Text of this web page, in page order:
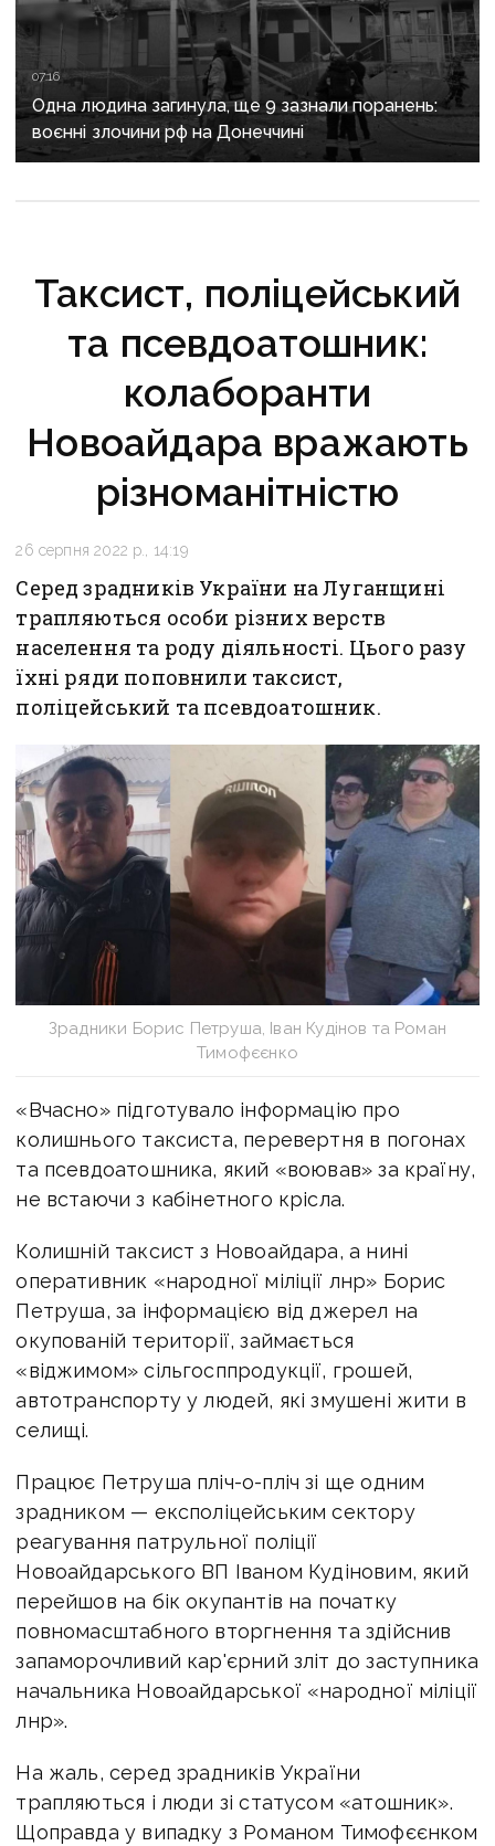
07:16
Одна людина загинула, ще 9 зазнали поранень:
воєнні злочини рф на Донеччині
Таксист, поліцейський
та псевдоатошник:
колаборанти
Новоайдара вражають
різноманітністю
26 серпня 2022 р., 14:19
Серед зрадників України на Луганщині
трапляються особи різних верств
населення та роду діяльності. Цього разу
їхні ряди поповнили таксист,
поліцейський та псевдоатошник.
Зрадники Борис Петруша, Іван Кудінов та Роман
Тимофєєнко
«Вчасно» підготувало інформацію про
колишнього таксиста, перевертня в погонах
та псевдоатошника, який «воював» за країну,
не встаючи з кабінетного крісла.
Колишній таксист з Новоайдара, а нині
оперативник «народної міліції лнр» Борис
Петруша, за інформацією від джерел на
окупованій території, займається
«віджимом» сільгосппродукції, грошей,
автотранспорту у людей, які змушені жити в
селищі.
Працює Петруша пліч-о-пліч зі ще одним
зрадником — експоліцейським сектору
реагування патрульної поліції
Новоайдарського ВП Іваном Кудіновим, який
перейшов на бік окупантів на початку
повномасштабного вторгнення та здійснив
запаморочливий кар'єрний зліт до заступника
начальника Новоайдарської «народної міліції
лнр».
На жаль, серед зрадників України
трапляються і люди зі статусом «атошник».
Щоправда у випадку з Романом Тимофєєнком